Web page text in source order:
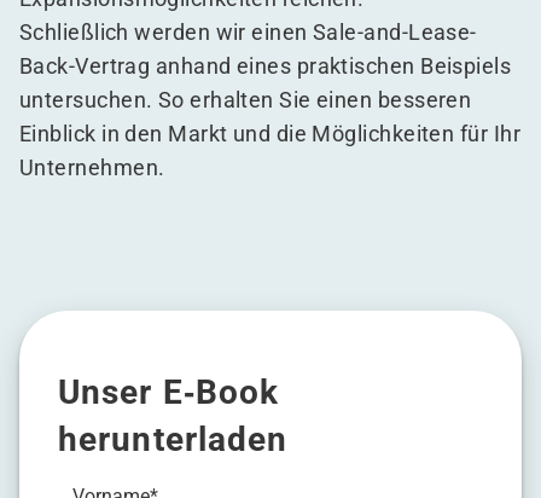
Schließlich werden wir einen Sale-and-Lease-
Back-Vertrag anhand eines praktischen Beispiels
untersuchen. So erhalten Sie einen besseren
Einblick in den Markt und die Möglichkeiten für Ihr
Unternehmen.
Unser E‑Book
herunterladen